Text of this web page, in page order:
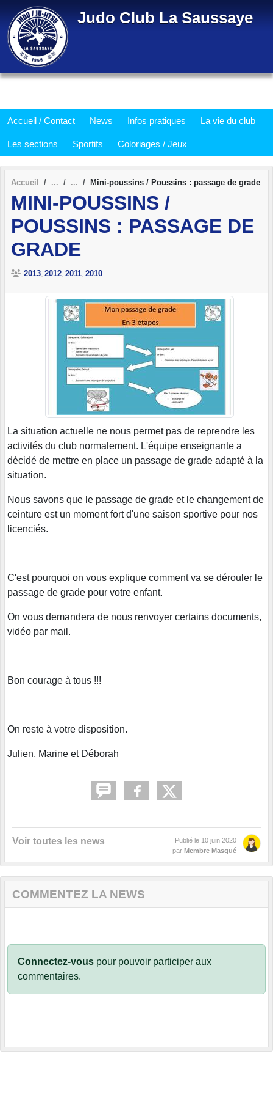
Judo Club La Saussaye
Accueil / Contact News Infos pratiques La vie du club
Les sections Sportifs Coloriages / Jeux
Accueil Mini-poussins / Poussins : passage de grade
MINI-POUSSINS /
POUSSINS : PASSAGE DE
GRADE
2013 2012 2011 2010
La situation actuelle ne nous permet pas de reprendre les
activités du club normalement. L'équipe enseignante a
décidé de mettre en place un passage de grade adapté à la
situation.
Nous savons que le passage de grade et le changement de
ceinture est un moment fort d'une saison sportive pour nos
licenciés.
C'est pourquoi on vous explique comment va se dérouler le
passage de grade pour votre enfant.
On vous demandera de nous renvoyer certains documents,
vidéo par mail.
Bon courage à tous !!!
On reste à votre disposition.
Julien, Marine et Déborah
Voir toutes les news Publié le 10 juin 2020
par Membre Masqué
COMMENTEZ LA NEWS
Connectez-vous pour pouvoir participer aux
commentaires.
Panneau de gestion des cookies